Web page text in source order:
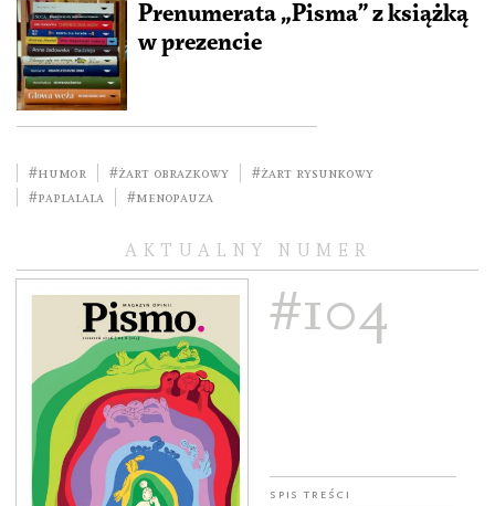
Prenumerata „Pisma” z książką
w prezencie
#humor #żart obrazkowy
#żart rysunkowy
#PaplaLAla
#menopauza
AKTUALNY NUMER
#104
Spis treści